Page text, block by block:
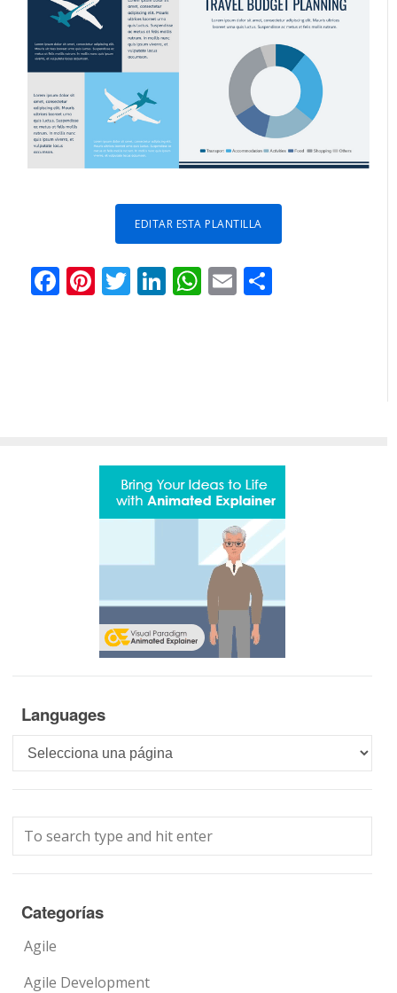
EDITAR ESTA PLANTILLA
Facebook
Pinterest
Twitter
LinkedIn
WhatsApp
Email
Languages
Languages
Categorías
Agile
Agile Development